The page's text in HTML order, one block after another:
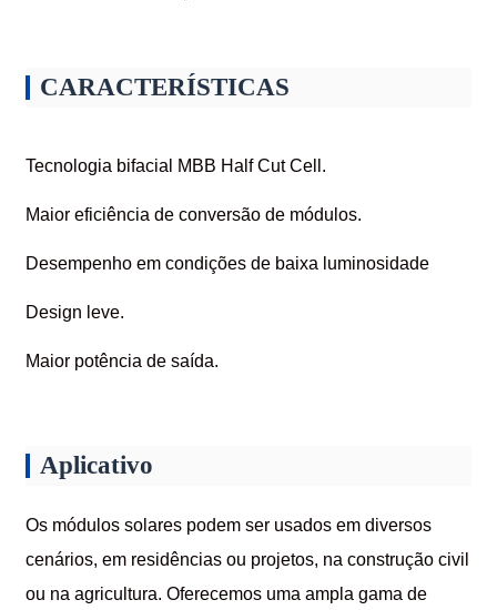
CARACTERÍSTICAS
Tecnologia bifacial MBB Half Cut Cell.
Maior eficiência de conversão de módulos.
Desempenho em condições de baixa luminosidade
Design leve.
Maior potência de saída.
Aplicativo
Os módulos solares podem ser usados ​​em diversos
cenários, em residências ou projetos, na construção civil
ou na agricultura. Oferecemos uma ampla gama de